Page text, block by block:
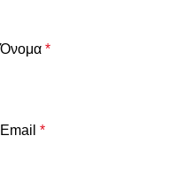
Όνομα *
Email *